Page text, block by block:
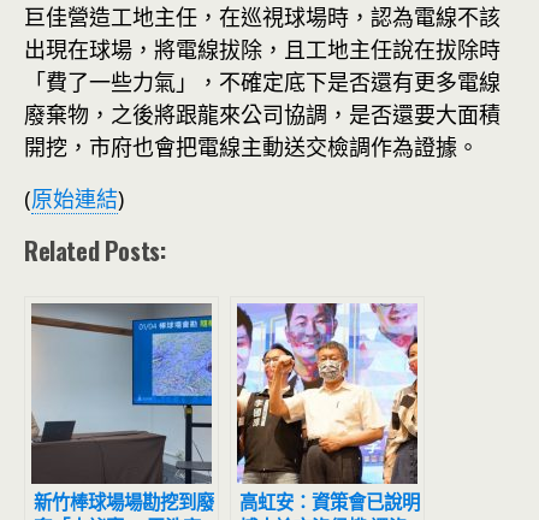
巨佳營造工地主任，在巡視球場時，認為電線不該
出現在球場，將電線拔除，且工地主任說在拔除時
「費了一些力氣」，不確定底下是否還有更多電線
廢棄物，之後將跟龍來公司協調，是否還要大面積
開挖，市府也會把電線主動送交檢調作為證據。
(原始連結)
Related Posts:
新竹棒球場場勘挖到廢
高虹安：資策會已說明